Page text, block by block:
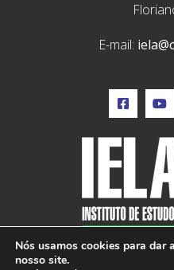
E-mail:
Nós usamos cookies para dar
nosso site.